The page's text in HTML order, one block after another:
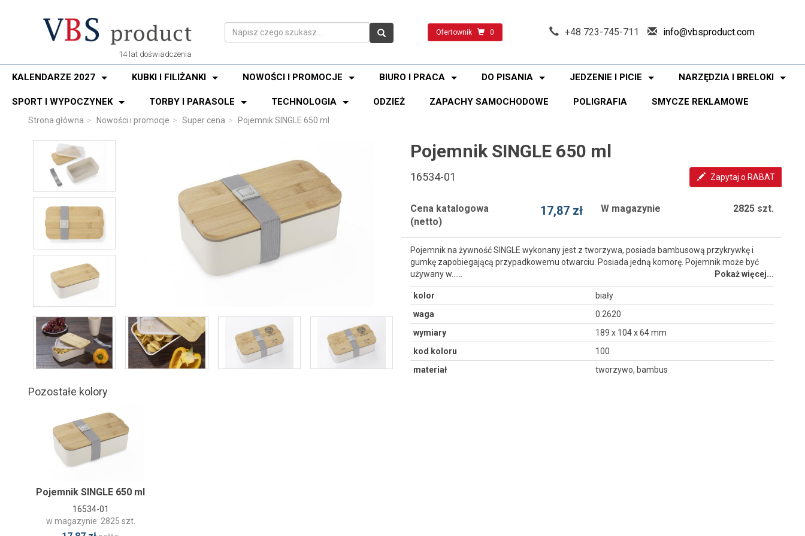
14 lat doświadczenia
Ofertownik 0 +48 723-745-711 info@vbsproduct.com
KALENDARZE 2027 KUBKI I FILIŻANKI NOWOŚCI I PROMOCJE BIURO I PRACA DO PISANIA JEDZENIE I PICIE NARZĘDZIA I BRELOKI
SPORT I WYPOCZYNEK TORBY I PARASOLE TECHNOLOGIA ODZIEŻ ZAPACHY SAMOCHODOWE POLIGRAFIA SMYCZE REKLAMOWE
Strona główna Nowości i promocje Super cena Pojemnik SINGLE 650 ml
Pojemnik SINGLE 650 ml
16534-01 Zapytaj o RABAT
Cena katalogowa
(netto)
17,87 zł W magazynie 2825 szt.
Pojemnik na żywność SINGLE wykonany jest z tworzywa, posiada bambusową przykrywkę i
gumkę zapobiegającą przypadkowemu otwarciu. Posiada jedną komorę. Pojemnik może być
używany w...…
Pokaż więcej...
kolor
biały
waga
0.2620
wymiary
189 x 104 x 64 mm
kod koloru
100
materiał
tworzywo, bambus
Pozostałe kolory
Pojemnik SINGLE 650 ml
16534-01
w magazynie: 2825 szt.